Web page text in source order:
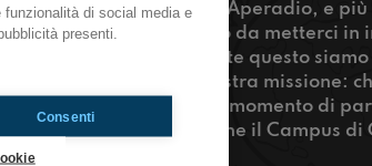
a Cesena con la nostra Aperadio, e più
posto è talmente figo da metterci in
Nonostante questo
al meglio la nostra missione:
Oltre a questo è anche il momento di
si addice alle attività che il Campus di
di social media e
presenti.
Consenti